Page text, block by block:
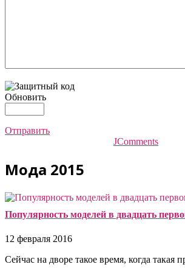
Обновить
Отправить
JComments
Мода 2015
Популярность моделей в двадцать
12 февраля 2016
Сейчас на дворе такое время, когда такая